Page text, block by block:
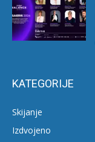
KATEGORIJE
Skijanje
Izdvojeno